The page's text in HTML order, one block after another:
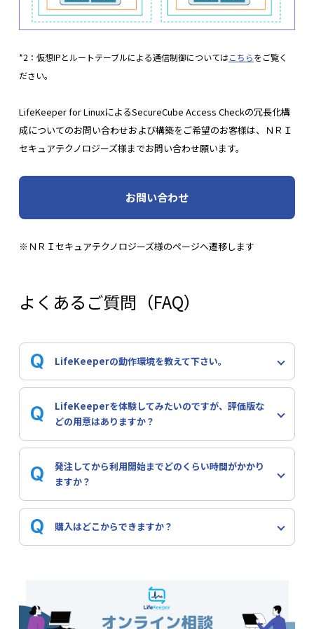
*2：仮想IPとルートテーブルによる通信制御についてはこちらをご覧く
ださい。
LifeKeeper for LinuxによるSecureCube Access Checkの冗長化構
成についてのお問い合わせおよび構築をご希望のお客様は、ＮＲＩ
セキュアテクノロジーズ様までお問い合わせ願います。
お問い合わせ
※ＮＲＩセキュアテクノロジーズ様のページへ遷移します
よくあるご質問（FAQ）
Q LifeKeeperの動作環境を教えて下さい。
オンプレミス、仮想環境、クラウドなど様々な環境でご
利用いただけます。
検証済みクラウド一覧をご覧ください。
LifeKeeperのバージョンの要件は下記のサポートマト
リックスご参照下さい。
・Linux版
・Windows版
Q
LifeKeeperを体験してみたいのですが、評価版な
どの用意はありますか？
はい、30日間お使い頂ける評価版がございます。
からお申し込み下さい。
Q
発注してから利用開始までどのくらい時間がかかり
ますか？
A
Q 購入はどこからできますか？